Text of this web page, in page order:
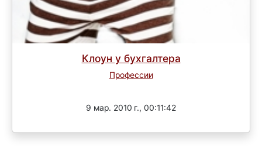
Клоун у бухгалтера
Профессии
9 мар. 2010 г., 00:11:42